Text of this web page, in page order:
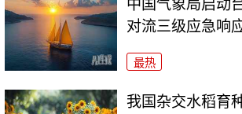
中国气象局启动
对流三级应急响
最热
我国杂交水稻育